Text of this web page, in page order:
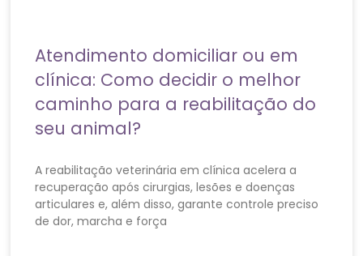
Atendimento domiciliar ou em
clínica: Como decidir o melhor
caminho para a reabilitação do
seu animal?
A reabilitação veterinária em clínica acelera a
recuperação após cirurgias, lesões e doenças
articulares e, além disso, garante controle preciso
de dor, marcha e força